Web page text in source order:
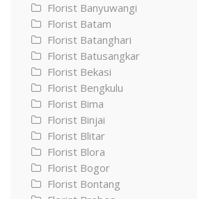
Florist Banyuwangi
Florist Batam
Florist Batanghari
Florist Batusangkar
Florist Bekasi
Florist Bengkulu
Florist Bima
Florist Binjai
Florist Blitar
Florist Blora
Florist Bogor
Florist Bontang